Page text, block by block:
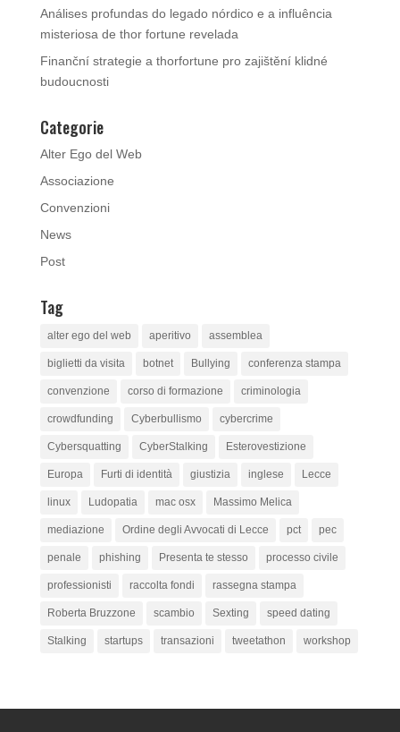
Análises profundas do legado nórdico e a influência
misteriosa de thor fortune revelada
Finanční strategie a thorfortune pro zajištění klidné
budoucnosti
Categorie
Alter Ego del Web
Associazione
Convenzioni
News
Post
Tag
alter ego del web aperitivo assemblea
biglietti da visita botnet Bullying conferenza stampa
convenzione corso di formazione criminologia
crowdfunding Cyberbullismo cybercrime
Cybersquatting CyberStalking Esterovestizione
Europa Furti di identità giustizia inglese Lecce
linux Ludopatia mac osx Massimo Melica
mediazione Ordine degli Avvocati di Lecce pct pec
penale phishing Presenta te stesso processo civile
professionisti raccolta fondi rassegna stampa
Roberta Bruzzone scambio Sexting speed dating
Stalking startups transazioni tweetathon workshop